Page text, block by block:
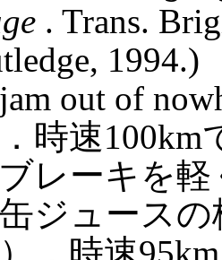
. Trans.
1994.)
out of
時速
レーキを
ジュース
，時速